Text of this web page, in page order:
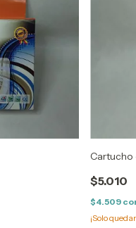
Cartucho
$5.010
$4.509
¡Solo